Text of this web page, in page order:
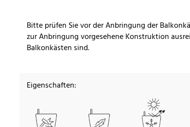
Bitte prüfen Sie vor der Anbringung der
zur Anbringung vorgesehene Konstruktion
Balkonkästen sind.
Eigenschaften: